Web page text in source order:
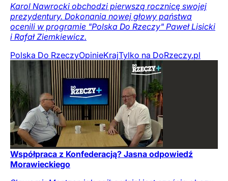
Karol Nawrocki obchodzi pierwszą rocznicę swojej
prezydentury. Dokonania nowej głowy państwa
ocenili w programie "Polska Do Rzeczy" Paweł Lisicki
i Rafał Ziemkiewicz.
Polska Do RzeczyOpinieKrajTylko na DoRzeczy.pl
Współpraca z Konfederacją? Jasna odpowiedź
Morawieckiego